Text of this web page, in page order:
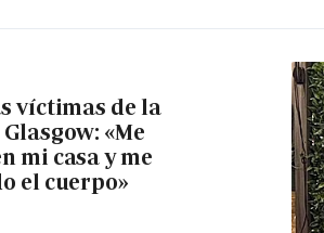
víctimas de la
«Me
mi casa y me
el cuerpo»